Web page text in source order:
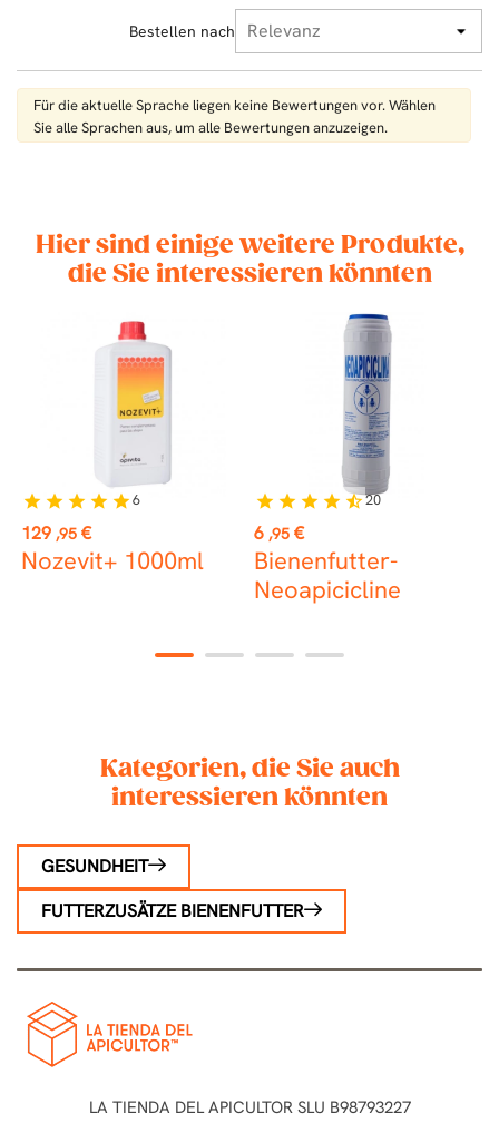
Bestellen nach
Für die aktuelle Sprache liegen keine Bewertungen vor. Wählen
Sie alle Sprachen aus, um alle Bewertungen anzuzeigen.
Hier sind einige weitere Produkte,
die Sie interessieren könnten
Preis
129 ,95 €
Nozevit+ 1000ml
star star star star star6
Preis
6 ,95 €
Bienenfutter-
Neoapicicline
star star star star star_half20
1 2 3 4
Kategorien, die Sie auch
interessieren könnten
GESUNDHEIT
FUTTERZUSÄTZE BIENENFUTTER
LA TIENDA DEL APICULTOR SLU B98793227